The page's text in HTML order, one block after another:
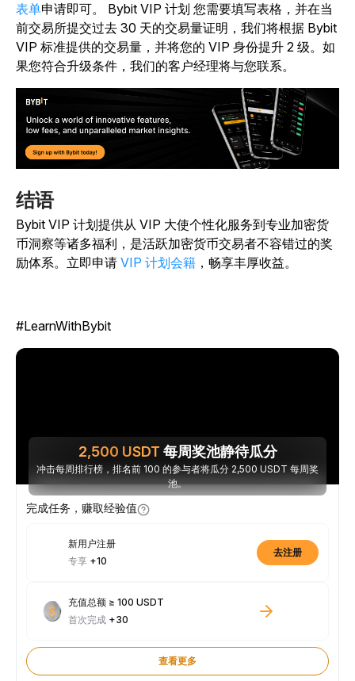
表单申请即可。 Bybit VIP 计划 您需要填写表格，并在当
前交易所提交过去 30 天的交易量证明，我们将根据 Bybit
VIP 标准提供的交易量，并将您的 VIP 身份提升 2 级。如
果您符合升级条件，我们的客户经理将与您联系。
结语
Bybit VIP 计划提供从 VIP 大使个性化服务到专业加密货
币洞察等诸多福利，是活跃加密货币交易者不容错过的奖
励体系。立即申请 VIP 计划会籍 ，畅享丰厚收益。
#LearnWithBybit
2,500 USDT 每周奖池静待瓜分
冲击每周排行榜，排名前 100 的参与者将瓜分 2,500 USDT 每周奖
池。
完成任务，赚取经验值
新用户注册
专享 +10
去注册
充值总额 ≥ 100 USDT
首次完成 +30
查看更多